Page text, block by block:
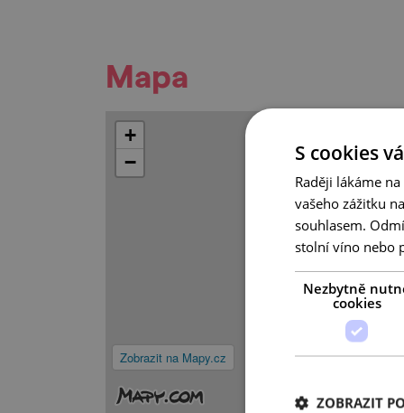
Mapa
Zobrazit na Mapy.cz
+
−
S cookies
Raději lákáme
vašeho zážitku
souhlasem.
stolní víno nebo
Nezbytně
cookies
ZOBRAZIT